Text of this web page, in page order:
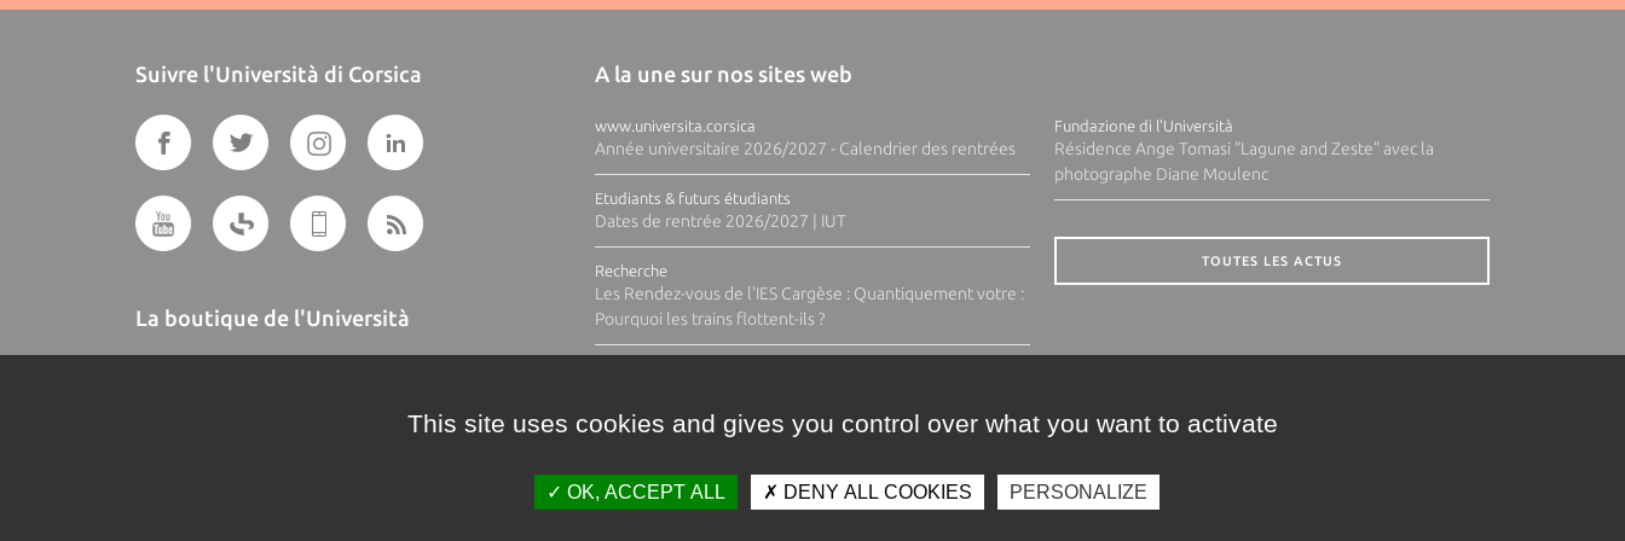
Suivre l'Università di Corsica
La boutique de l'Università
A la une sur nos sites web
www.universita.corsica
Année universitaire 2026/2027 - Calendrier des rentrées
Etudiants & futurs étudiants
Dates de rentrée 2026/2027 | IUT
Recherche
Les Rendez-vous de l'IES Cargèse : Quantiquement votre :
Pourquoi les trains flottent-ils ?
Fundazione di l'Università
Résidence Ange Tomasi "Lagune and Zeste" avec la
photographe Diane Moulenc
TOUTES LES ACTUS
This site uses cookies and gives you control over what you want to activate
OK, ACCEPT ALL DENY ALL COOKIES PERSONALIZE